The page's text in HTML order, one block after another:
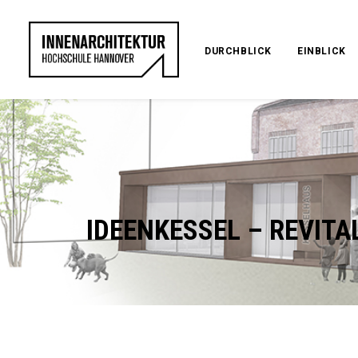
DURCHBLICK EINBLICK
IDEENKESSEL –